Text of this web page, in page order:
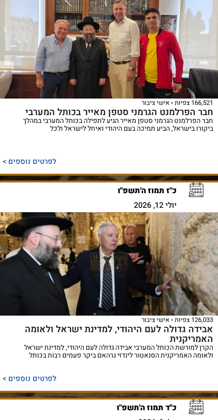
166,521 צפיות אישי ציבור
חבר הפרלמנט הגרמני סטפן מאייר בכותל המערבי
חבר הפרלמנט הגרמני סטפן מאייר הגיע לתפילה בכותל המערבי במהלך
ביקורו בישראל, הביע תמיכה בעם היהודי ואיחל לישראל ולכל
לפרטים נוספים >
כ"ז תמוז ה'תשפ"ו
יולי 12, 2026
126,033 צפיות אישי ציבור
אבידה גדולה לעם היהודי, למדינת ישראל ולאומה
האמריקנית
הקרן למורשת הכותל המערבי אבידה גדולה לעם היהודי, למדינת ישראל
ולאומה האמריקנית הסנאטור לינדזי גרהאם ביקר פעמים רבות בכותל
לפרטים נוספים >
כ"ד תמוז ה'תשפ"ו